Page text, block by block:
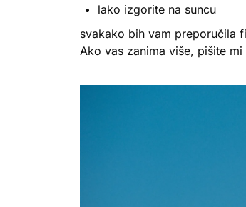
lako izgorite na suncu
svakako bih vam preporučila
Ako vas zanima više, pišite